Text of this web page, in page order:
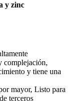
y zinc
complejación,
y tiene una
mayor, Listo para
terceros